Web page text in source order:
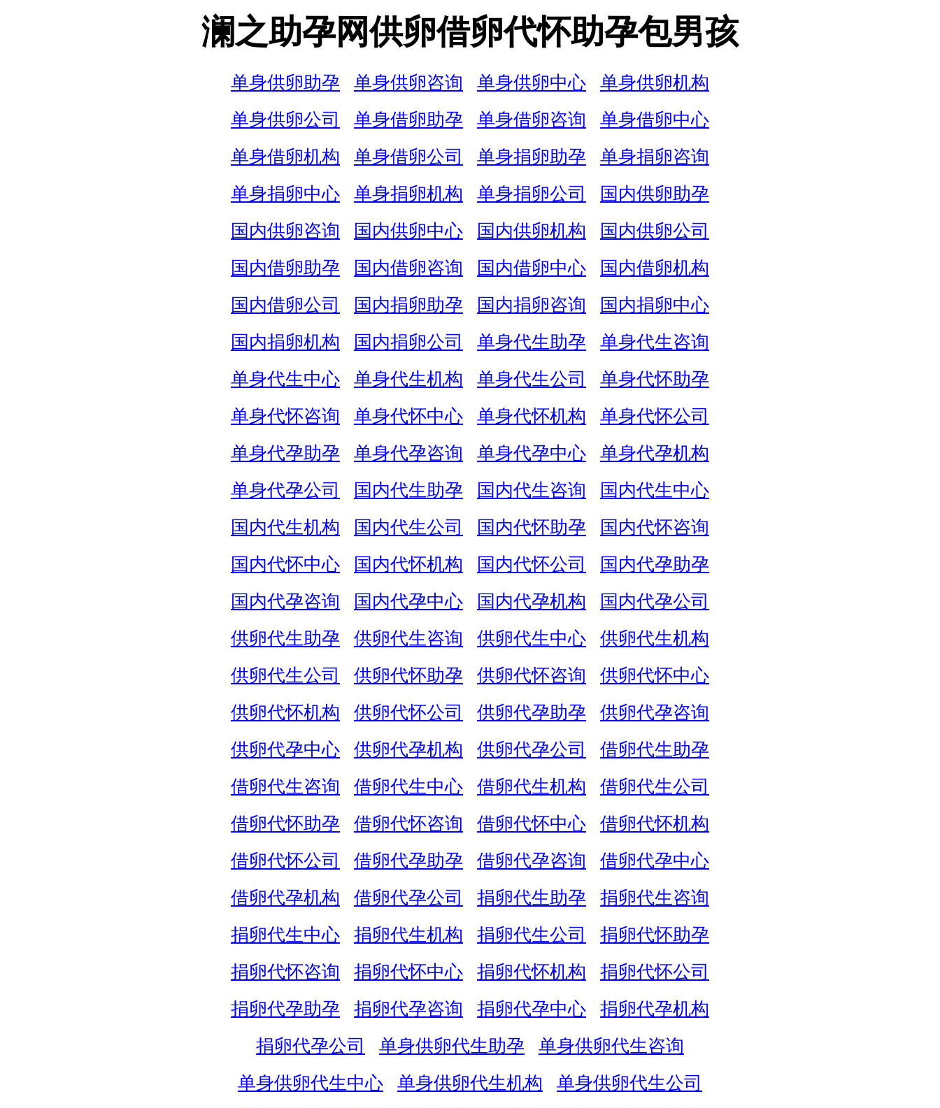
澜之助孕网供卵借卵代怀助孕包男孩
单身供卵助孕 单身供卵咨询 单身供卵中心
单身供卵机构
单身供卵公司
单身借卵助孕 单身借卵咨询
单身借卵中心
单身借卵机构
单身借卵公司 单身捐卵助孕
单身捐卵咨询
单身捐卵中心
单身捐卵机构 单身捐卵公司
国内供卵助孕
国内供卵咨询
国内供卵中心 国内供卵机构
国内供卵公司
国内借卵助孕
国内借卵咨询 国内借卵中心
国内借卵机构
国内借卵公司
国内捐卵助孕 国内捐卵咨询
国内捐卵中心
国内捐卵机构
国内捐卵公司 单身代生助孕
单身代生咨询
单身代生中心
单身代生机构 单身代生公司
单身代怀助孕
单身代怀咨询
单身代怀中心 单身代怀机构
单身代怀公司
单身代孕助孕
单身代孕咨询 单身代孕中心
单身代孕机构
单身代孕公司
国内代生助孕 国内代生咨询
国内代生中心
国内代生机构
国内代生公司 国内代怀助孕
国内代怀咨询
国内代怀中心
国内代怀机构 国内代怀公司
国内代孕助孕
国内代孕咨询
国内代孕中心 国内代孕机构
国内代孕公司
供卵代生助孕
供卵代生咨询 供卵代生中心
供卵代生机构
供卵代生公司
供卵代怀助孕 供卵代怀咨询
供卵代怀中心
供卵代怀机构
供卵代怀公司 供卵代孕助孕
供卵代孕咨询
供卵代孕中心
供卵代孕机构 供卵代孕公司
借卵代生助孕
借卵代生咨询
借卵代生中心 借卵代生机构
借卵代生公司
借卵代怀助孕
借卵代怀咨询 借卵代怀中心
借卵代怀机构
借卵代怀公司
借卵代孕助孕 借卵代孕咨询
借卵代孕中心
借卵代孕机构
借卵代孕公司 捐卵代生助孕
捐卵代生咨询
捐卵代生中心
捐卵代生机构 捐卵代生公司
捐卵代怀助孕
捐卵代怀咨询
捐卵代怀中心 捐卵代怀机构
捐卵代怀公司
捐卵代孕助孕
捐卵代孕咨询 捐卵代孕中心
捐卵代孕机构
捐卵代孕公司
单身供卵代生助孕
单身供卵代生咨询
单身供卵代生中心
单身供卵代生机构
单身供卵代生公司